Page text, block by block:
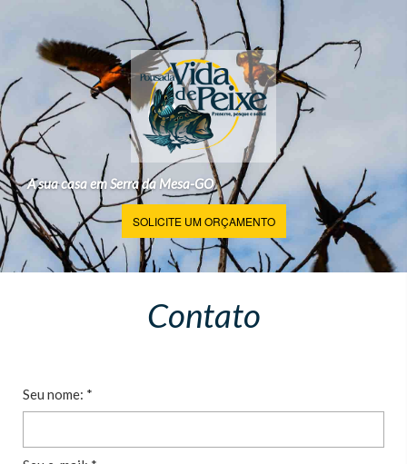
A sua casa em Serra da Mesa-GO
SOLICITE UM ORÇAMENTO
Contato
Seu nome: *